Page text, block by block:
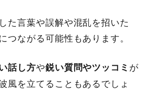
た言葉や誤解や混乱を招いた
つながる可能性もあります。
話し方や鋭い質問やツッコミ が
風を立てることもあるでしょ